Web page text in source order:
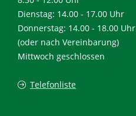
Dienstag: 14.00 - 17.00 Uhr
Donnerstag: 14.00 - 18.00 Uhr
(oder nach Vereinbarung)
Mittwoch geschlossen
Telefonliste